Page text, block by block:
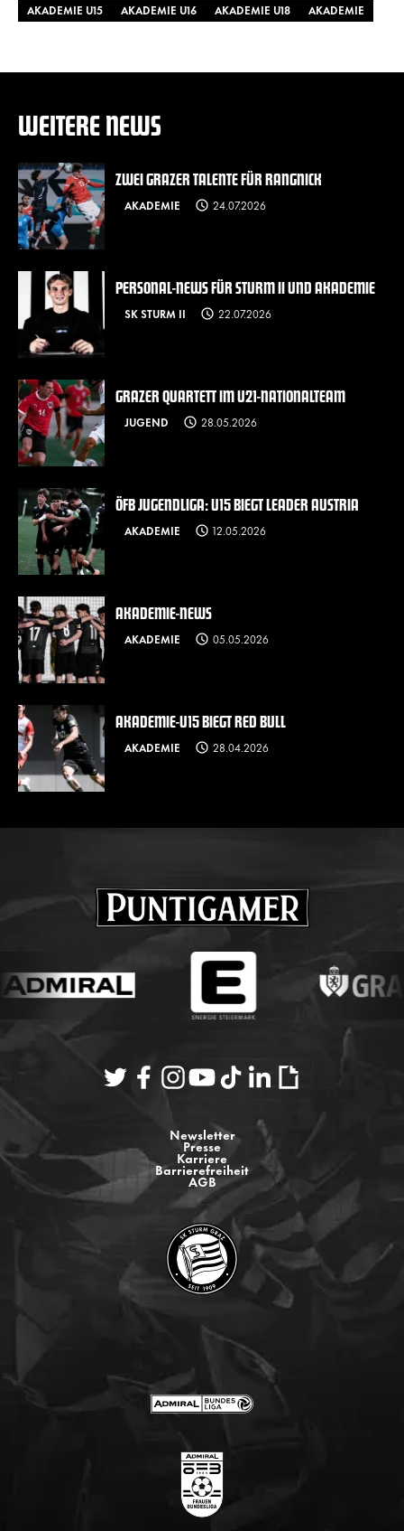
AKADEMIE U15 AKADEMIE U16 AKADEMIE U18 AKADEMIE
WEITERE NEWS
ZWEI GRAZER TALENTE FÜR RANGNICK
AKADEMIE 24.07.2026
PERSONAL-NEWS FÜR STURM II UND AKADEMIE
SK STURM II 22.07.2026
GRAZER QUARTETT IM U21-NATIONALTEAM
JUGEND 28.05.2026
ÖFB JUGENDLIGA: U15 BIEGT LEADER AUSTRIA
AKADEMIE 12.05.2026
AKADEMIE-NEWS
AKADEMIE 05.05.2026
AKADEMIE-U15 BIEGT RED BULL
AKADEMIE 28.04.2026
Newsletter
Presse
Karriere
Barrierefreiheit
AGB